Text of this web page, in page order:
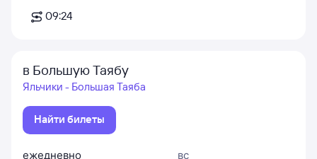
09:24
в Большую Таябу
Яльчики - Большая Таяба
Найти билеты
ежедневно
вс